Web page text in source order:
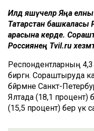
Илдә яшәүчеләр Яңа
Татарстан башкаласы
арасына керде.
Россиянең Tvil.ru
Респондентларның
биргән. Сораштыруда
бәйрәмне Санкт-
Ялтада (18,1 процент)
(15,5 процент) бер үк